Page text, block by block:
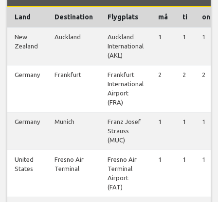
Land Destination Flygplats må ti on
New
Zealand
Auckland
Auckland
International
(AKL)
1 1 1
Germany Frankfurt
Frankfurt
International
Airport
(FRA)
2 2 2
Germany Munich
Franz Josef
Strauss
(MUC)
1 1 1
United
States
Fresno Air
Terminal
Fresno Air
Terminal
Airport
(FAT)
1 1 1